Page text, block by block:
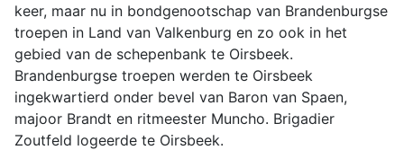
keer, maar nu in bondgenootschap van Brandenburgse
troepen in Land van Valkenburg en zo ook in het
gebied van de schepenbank te Oirsbeek.
Brandenburgse troepen werden te Oirsbeek
ingekwartierd onder bevel van Baron van Spaen,
majoor Brandt en ritmeester Muncho. Brigadier
Zoutfeld logeerde te Oirsbeek.